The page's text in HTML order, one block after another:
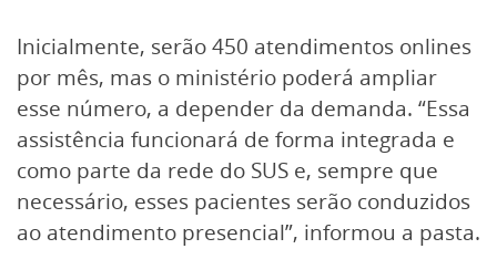
Inicialmente, serão 450 atendimentos onlines
por mês, mas o ministério poderá ampliar
esse número, a depender da demanda. “Essa
assistência funcionará de forma integrada e
como parte da rede do SUS e, sempre que
necessário, esses pacientes serão conduzidos
ao atendimento presencial”, informou a pasta.